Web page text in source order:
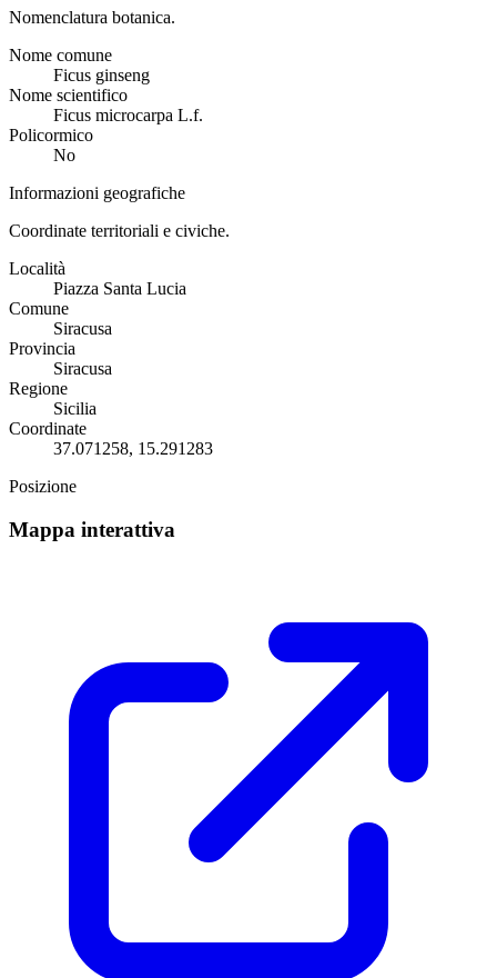
Nomenclatura botanica.
Nome comune
Ficus ginseng
Nome scientifico
Ficus microcarpa L.f.
Policormico
No
Informazioni geografiche
Coordinate territoriali e civiche.
Località
Piazza Santa Lucia
Comune
Siracusa
Provincia
Siracusa
Regione
Sicilia
Coordinate
37.071258, 15.291283
Posizione
Mappa interattiva